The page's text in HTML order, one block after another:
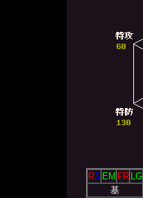
RS EM FR LG
基